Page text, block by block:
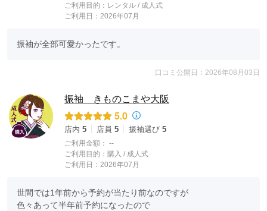
ご利用目的： レンタル / 成人式
ご利用日：2026年07月
振袖が全部可愛かったです。
口コミ公開日：2026年08月03日
振袖 きものこまや大阪
5.0
店内 5 店員 5 振袖選び 5
ご利用金額： --
ご利用目的： 購入 / 成人式
ご利用日：2026年07月
世間では1年前から予約が当たり前なのですが
色々あって半年前予約になったので